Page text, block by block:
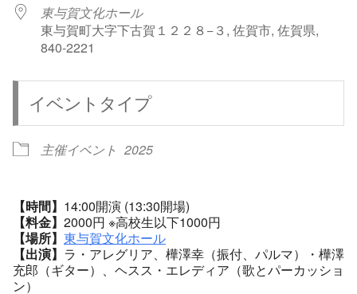
東与賀文化ホール
東与賀町大字下古賀１２２８−３, 佐賀市, 佐賀県,
840-2221
イベントタイプ
主催イベント 2025
【時間】 14:00開演 (13:30開場)
【料金】 2000円 ※高校生以下1000円
【場所】 東与賀文化ホール
【出演】 ラ・アレグリア、樺澤幸（振付、パルマ）・樺澤
充郎（ギター）、ヘスス・エレディア（歌とパーカッショ
ン）